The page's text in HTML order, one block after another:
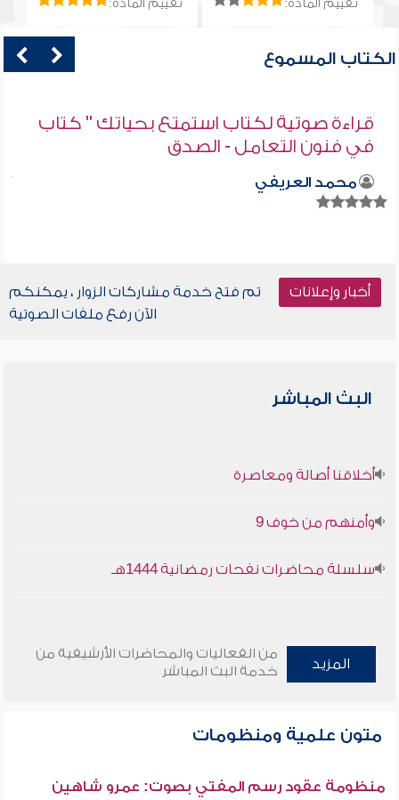
تقييم المادة: تقييم المادة:
الكتاب المسموع
قراءة صوتية لكتاب استمتع بحياتك " كتاب
في فنون التعامل - الصدق
محمد العريفي
أخبار وإعلانات
تم فتح خدمة مشاركات الزوار ، يمكنكم
الآن رفع ملفات الصوتية
البث المباشر
أخلاقنا أصالة ومعاصرة
وأمنهم من خوف 9
سلسلة محاضرات نفحات رمضانية 1444هـ
المزيد
من الفعاليات والمحاضرات الأرشيفية من
خدمة البث المباشر
متون علمية ومنظومات
منظومة عقود رسم المفتي بصوت: عمرو شاهين